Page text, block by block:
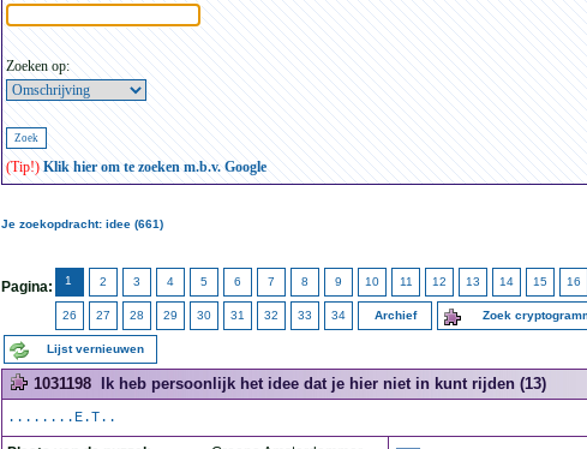
Zoeken op:
(Tip!) Klik hier om te zoeken m.b.v. Google
Je zoekopdracht: idee (661)
Pagina: 1 2 3 4 5 6 7 8 9 10 11 12 13 14 15 16
26 27 28 29 30 31 32 33 34 Archief Zoek
Lijst vernieuwen
1031198 Ik heb persoonlijk het idee dat je hier niet in kunt rijden (13)
........E.T..